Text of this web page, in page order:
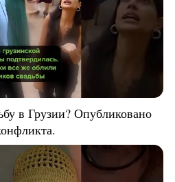
в Грузии? Опубликовано